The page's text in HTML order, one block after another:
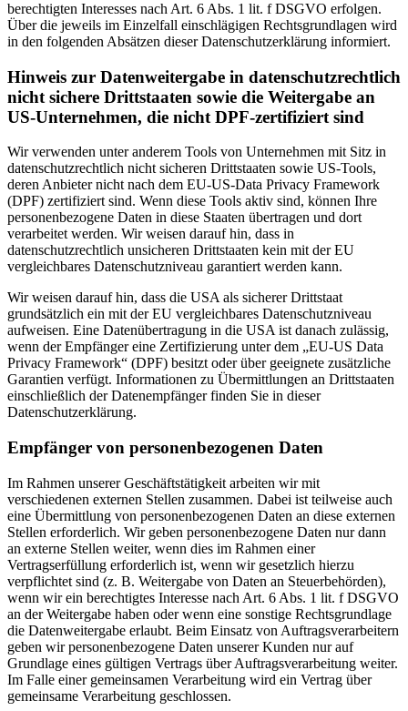
berechtigten Interesses nach Art. 6 Abs. 1 lit. f DSGVO erfolgen.
Über die jeweils im Einzelfall einschlägigen Rechtsgrundlagen wird
in den folgenden Absätzen dieser Datenschutzerklärung informiert.
Hinweis zur Datenweitergabe in datenschutzrechtlich
nicht sichere Drittstaaten sowie die Weitergabe an
US-Unternehmen, die nicht DPF-zertifiziert sind
Wir verwenden unter anderem Tools von Unternehmen mit Sitz in
datenschutzrechtlich nicht sicheren Drittstaaten sowie US-Tools,
deren Anbieter nicht nach dem EU-US-Data Privacy Framework
(DPF) zertifiziert sind. Wenn diese Tools aktiv sind, können Ihre
personenbezogene Daten in diese Staaten übertragen und dort
verarbeitet werden. Wir weisen darauf hin, dass in
datenschutzrechtlich unsicheren Drittstaaten kein mit der EU
vergleichbares Datenschutzniveau garantiert werden kann.
Wir weisen darauf hin, dass die USA als sicherer Drittstaat
grundsätzlich ein mit der EU vergleichbares Datenschutzniveau
aufweisen. Eine Datenübertragung in die USA ist danach zulässig,
wenn der Empfänger eine Zertifizierung unter dem „EU-US Data
Privacy Framework“ (DPF) besitzt oder über geeignete zusätzliche
Garantien verfügt. Informationen zu Übermittlungen an Drittstaaten
einschließlich der Datenempfänger finden Sie in dieser
Datenschutzerklärung.
Empfänger von personenbezogenen Daten
Im Rahmen unserer Geschäftstätigkeit arbeiten wir mit
verschiedenen externen Stellen zusammen. Dabei ist teilweise auch
eine Übermittlung von personenbezogenen Daten an diese externen
Stellen erforderlich. Wir geben personenbezogene Daten nur dann
an externe Stellen weiter, wenn dies im Rahmen einer
Vertragserfüllung erforderlich ist, wenn wir gesetzlich hierzu
verpflichtet sind (z. B. Weitergabe von Daten an Steuerbehörden),
wenn wir ein berechtigtes Interesse nach Art. 6 Abs. 1 lit. f DSGVO
an der Weitergabe haben oder wenn eine sonstige Rechtsgrundlage
die Datenweitergabe erlaubt. Beim Einsatz von Auftragsverarbeitern
geben wir personenbezogene Daten unserer Kunden nur auf
Grundlage eines gültigen Vertrags über Auftragsverarbeitung weiter.
Im Falle einer gemeinsamen Verarbeitung wird ein Vertrag über
gemeinsame Verarbeitung geschlossen.